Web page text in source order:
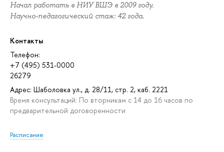
Начал работать в НИУ ВШЭ в 2009 году.
Научно-педагогический стаж: 42 года.
Контакты
Телефон:
+7 (495) 531-0000
26279
Адрес: Шаболовка ул., д. 28/11, стр. 2, каб. 2221
Время консультаций: По вторникам с 14 до 16 часов по
предварительной договоренности
Расписание